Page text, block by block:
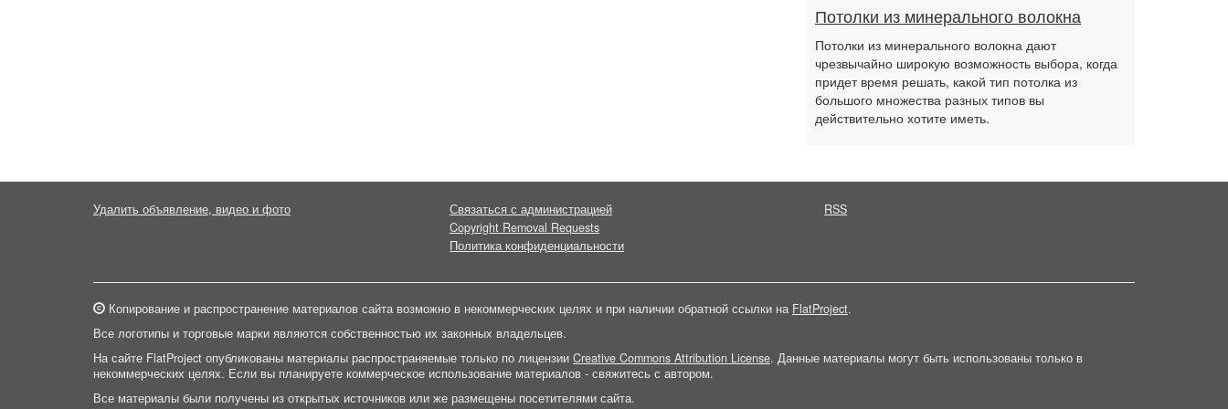
Потолки из минерального волокна
Потолки из минерального волокна дают
чрезвычайно широкую возможность выбора, когда
придет время решать, какой тип потолка из
большого множества разных типов вы
действительно хотите иметь.
Удалить объявление, видео и фото
Связаться с администрацией
Copyright Removal Requests
Политика конфиденциальности
RSS
Копирование и распространение материалов сайта возможно в некоммерческих целях и при наличии обратной ссылки на FlatProject.
Все логотипы и торговые марки являются собственностью их законных владельцев.
На сайте FlatProject опубликованы материалы распространяемые только по лицензии Creative Commons Attribution License. Данные материалы могут быть использованы только в
некоммерческих целях. Если вы планируете коммерческое использование материалов - свяжитесь с автором.
Все материалы были получены из открытых источников или же размещены посетителями сайта.